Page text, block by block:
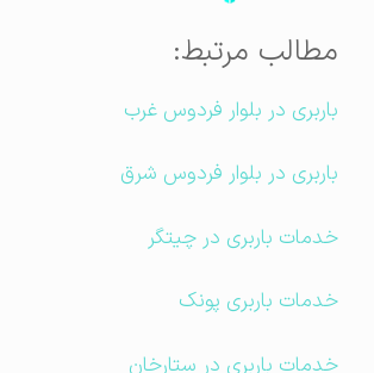
مطالب مرتبط:
باربری در بلوار فردوس غرب
باربری در بلوار فردوس شرق
خدمات باربری در چیتگر
خدمات باربری پونک
خدمات باربری در ستارخان